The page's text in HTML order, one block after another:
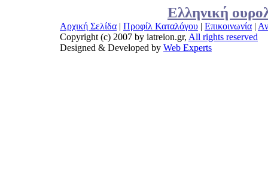
Ελληνική
Αρχική Σελίδα | Προφίλ Καταλόγου | Επικοινωνία |
Copyright (c) 2007 by iatreion.gr, All rights reserved
Designed & Developed by Web Experts